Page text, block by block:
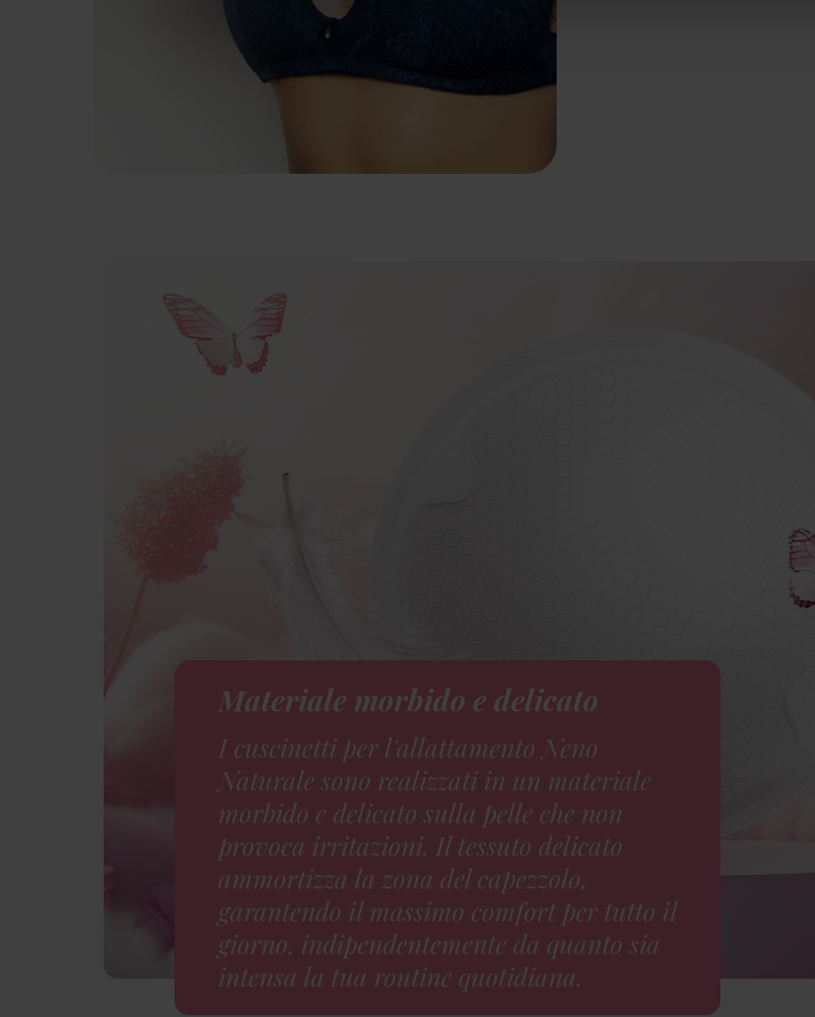
Materiale morbido e delicato
I cuscinetti per l'allattamento Neno
Naturale sono realizzati in un materiale
morbido e delicato sulla pelle che non
provoca irritazioni. Il tessuto delicato
ammortizza la zona del capezzolo,
garantendo il massimo comfort per tutto il
giorno, indipendentemente da quanto sia
intensa la tua routine quotidiana.